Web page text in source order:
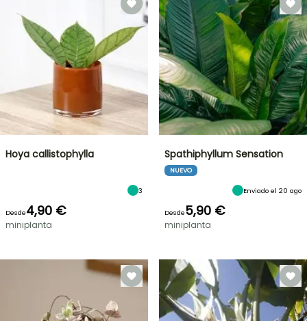
Hoya callistophylla
3
Desde4,90 €
miniplanta
Spathiphyllum Sensation
NUEVO
Enviado el 20 ago
Desde5,90 €
miniplanta